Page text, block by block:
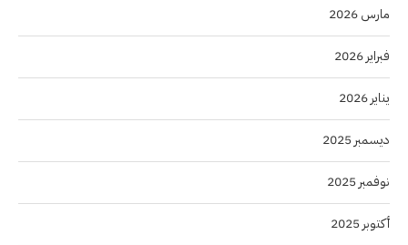
مارس 2026
فبراير 2026
يناير 2026
ديسمبر 2025
نوفمبر 2025
أكتوبر 2025